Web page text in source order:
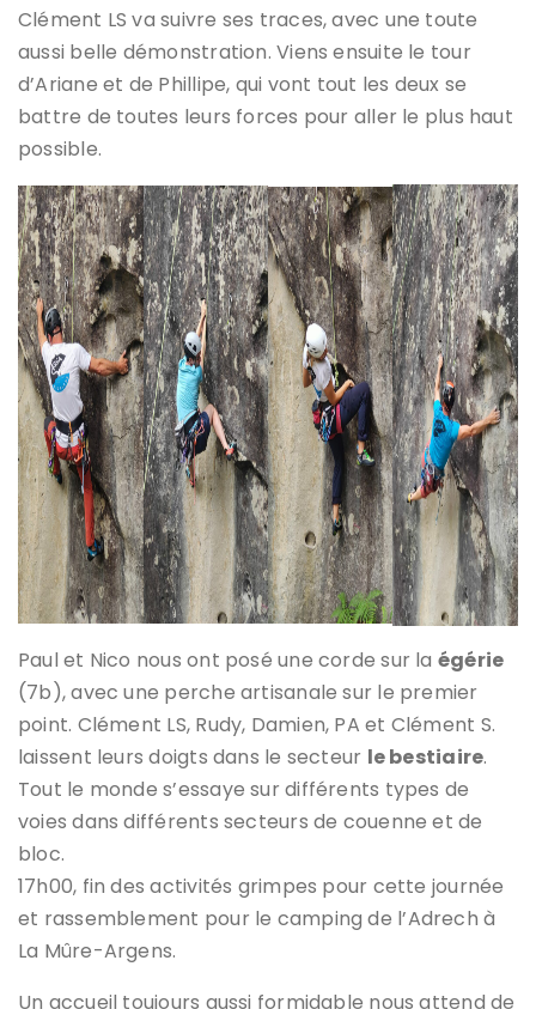
Clément LS va suivre ses traces, avec une toute
aussi belle démonstration. Viens ensuite le tour
d’Ariane et de Phillipe, qui vont tout les deux se
battre de toutes leurs forces pour aller le plus haut
possible.
Paul et Nico nous ont posé une corde sur la égérie
(7b), avec une perche artisanale sur le premier
point. Clément LS, Rudy, Damien, PA et Clément S.
laissent leurs doigts dans le secteur le bestiaire.
Tout le monde s’essaye sur différents types de
voies dans différents secteurs de couenne et de
bloc.
17h00, fin des activités grimpes pour cette journée
et rassemblement pour le camping de l’Adrech à
La Mûre-Argens.
Un accueil toujours aussi formidable nous attend de